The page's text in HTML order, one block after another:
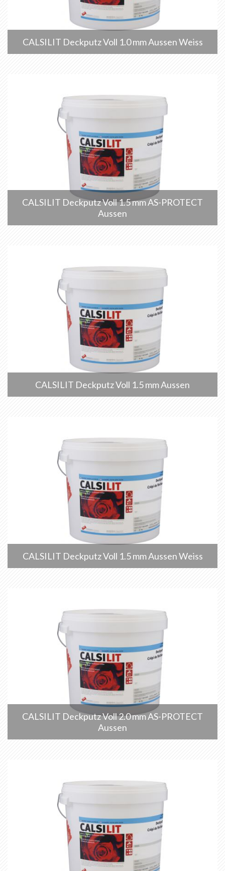
CALSILIT Deckputz Voll 1.0 mm Aussen Weiss
CALSILIT Deckputz Voll 1.5 mm AS-PROTECT
Aussen
CALSILIT Deckputz Voll 1.5 mm Aussen
CALSILIT Deckputz Voll 1.5 mm Aussen Weiss
CALSILIT Deckputz Voll 2.0 mm AS-PROTECT
Aussen